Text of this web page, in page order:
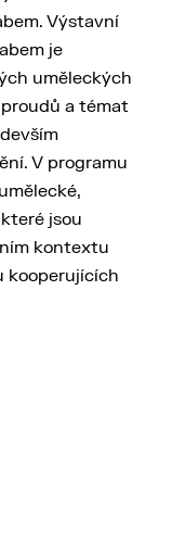
Výstavní
je
uměleckých
a témat
V programu
jsou
kontextu
kooperujících
Labem